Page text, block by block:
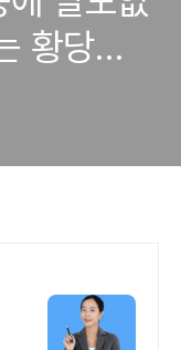
황당한